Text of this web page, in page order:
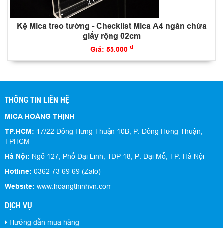
Kệ Mica treo tường - Checklist Mica A4 ngăn chứa
giấy rộng 02cm
Giá: 55.000 đ
THÔNG TIN LIÊN HỆ
MICA HOÀNG THỊNH
TP.HCM: 17/22 Đông Hưng Thuận 10B, P. Đông Hưng Thuận,
TPHCM
Hà Nội: Ngõ 127, Phố Đại Linh, TDP 18, P. Đại Mỗ, TP. Hà Nội
Hotline: 0362 73 69 69 (Zalo)
Website: www.hoangthinhvn.com
DỊCH VỤ
Hướng dẫn mua hàng